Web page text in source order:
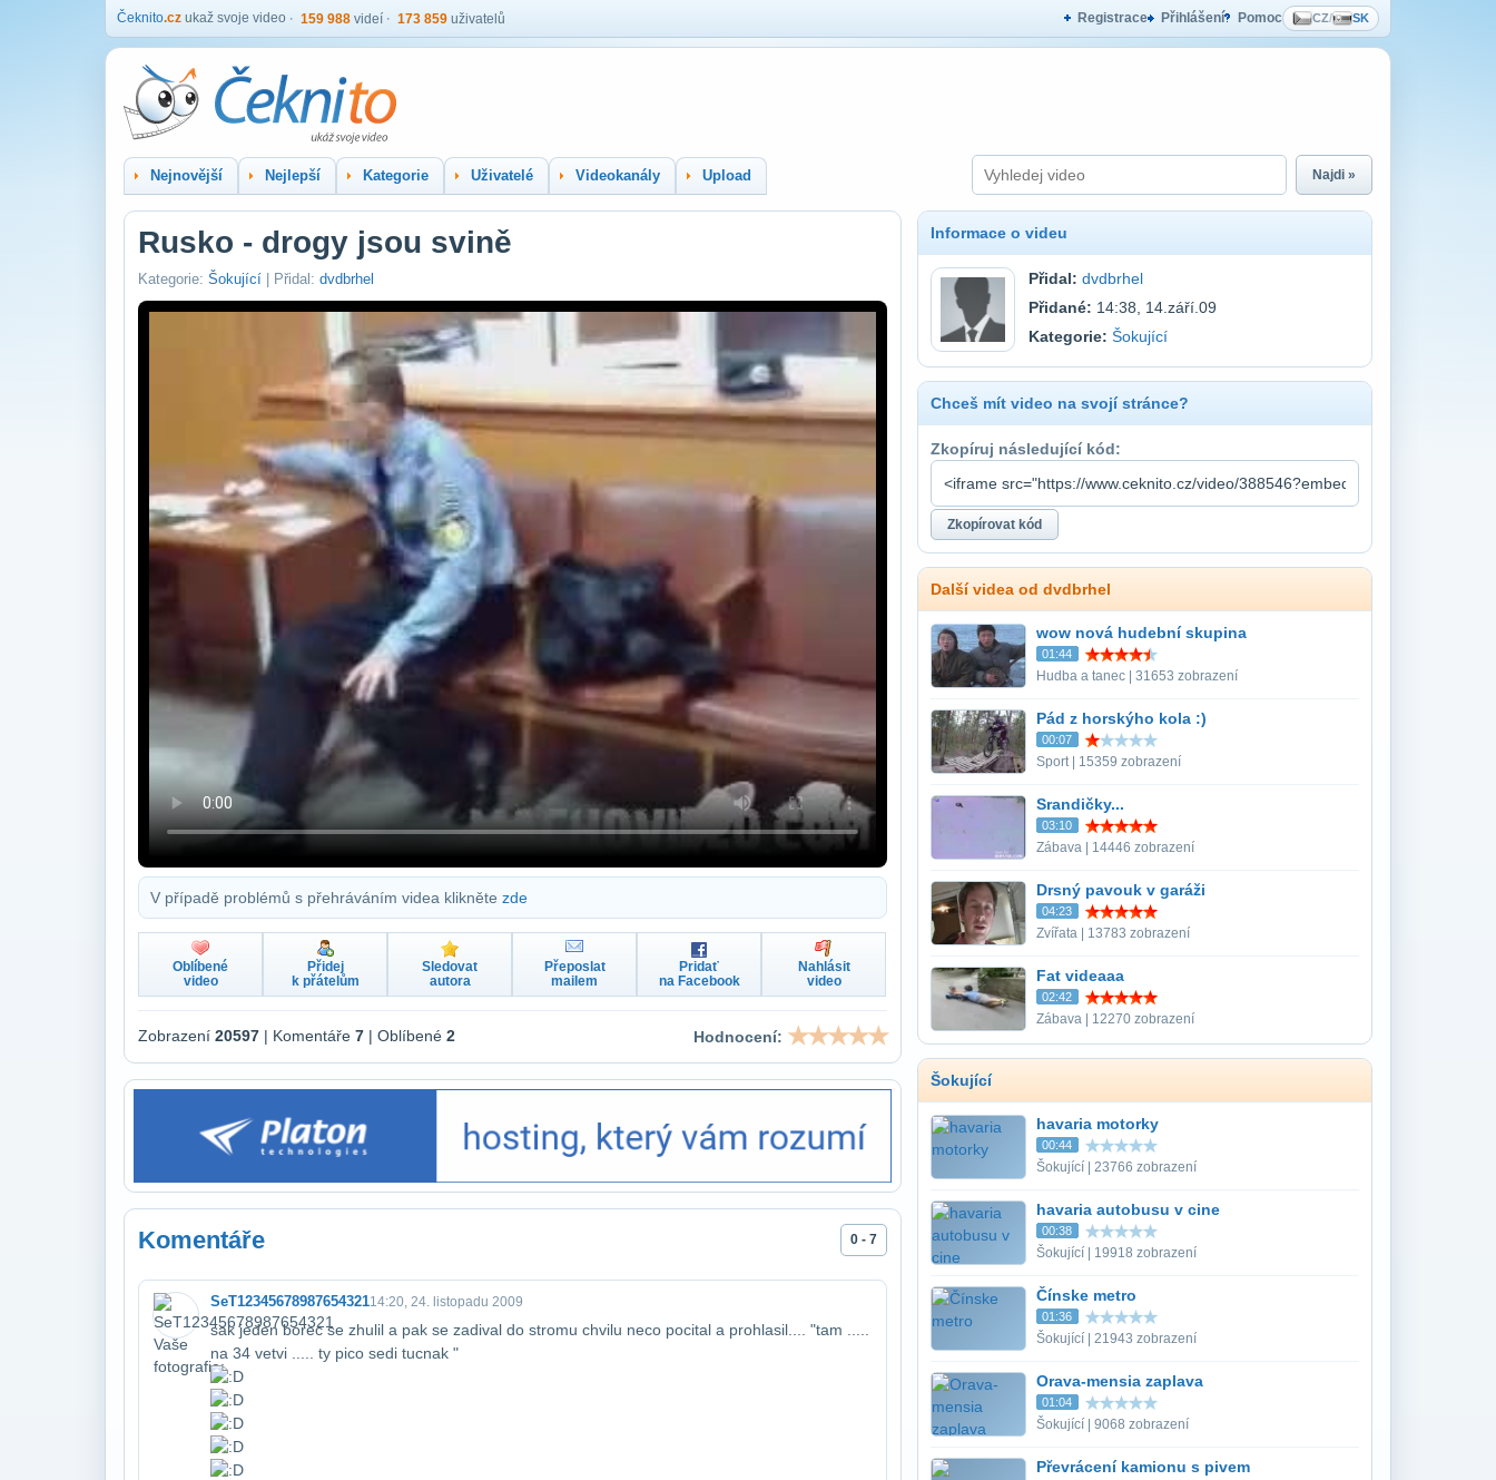
Čeknito.cz ukaž svoje video 159 988 videí 173 859 uživatelů Registrace Přihlášení Pomoc CZ/ SK
Nejnovější Nejlepší Kategorie Uživatelé Videokanály Upload Najdi »
Rusko - drogy jsou svině
Kategorie: Šokující | Přidal: dvdbrhel
V případě problémů s přehráváním videa klikněte zde
Oblíbené
video
Přidej
k přátelům
Sledovat
autora
Přeposlat
mailem
Pridať
na Facebook
Nahlásit
video
Zobrazení 20597 | Komentáře 7 | Oblíbené 2 Hodnocení:
Komentáře 0 - 7
SeT1234567898765432114:20, 24. listopadu 2009
sak jeden borec se zhulil a pak se zadival do stromu chvilu neco pocital a prohlasil​.... "tam .....
na 34 vetvi ..... ty pico sedi tucnak "
Informace o videu
Přidal: dvdbrhel
Přidané: 14:38, 14.září.09
Kategorie: Šokující
Chceš mít video na svojí stránce?
Zkopíruj následující kód:
Další videa od dvdbrhel
wow nová hudební skupina
01:44
Hudba a tanec | 31653 zobrazení
Pád z horskýho kola :)
00:07
Sport | 15359 zobrazení
Srandičky...
03:10
Zábava | 14446 zobrazení
Drsný pavouk v garáži
04:23
Zvířata | 13783 zobrazení
Fat videaaa
02:42
Zábava | 12270 zobrazení
Šokující
havaria motorky
00:44
Šokující | 23766 zobrazení
havaria autobusu v cine
00:38
Šokující | 19918 zobrazení
Čínske metro
01:36
Šokující | 21943 zobrazení
Orava-mensia zaplava
01:04
Šokující | 9068 zobrazení
Převrácení kamionu s pivem